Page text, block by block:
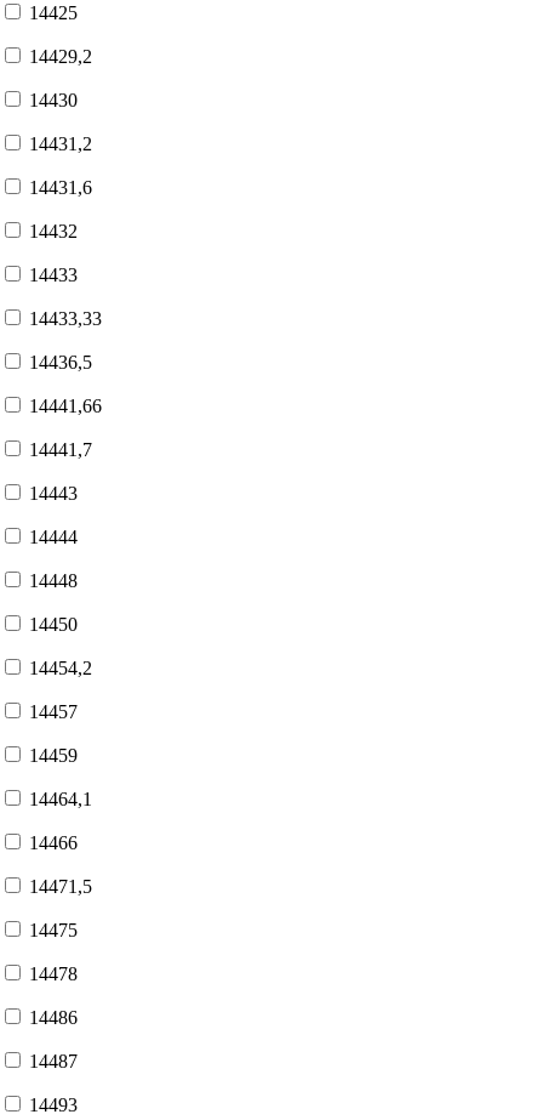
14425
14429,2
14430
14431,2
14431,6
14432
14433
14433,33
14436,5
14441,66
14441,7
14443
14444
14448
14450
14454,2
14457
14459
14464,1
14466
14471,5
14475
14478
14486
14487
14493